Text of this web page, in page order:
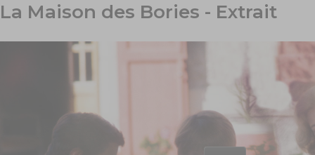
La Maison des Bories - Extrait